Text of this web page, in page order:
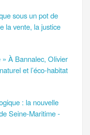
sous un pot de
la vente, la justice
À Bannalec, Olivier
et l’éco-habitat
: la nouvelle
Seine-Maritime -